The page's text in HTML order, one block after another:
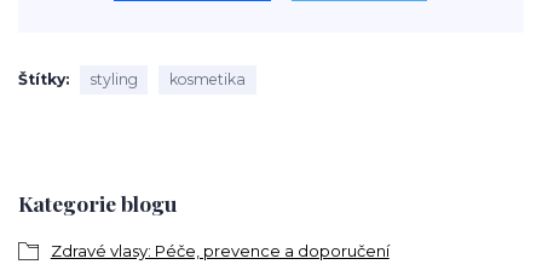
Kategorie blogu
Zdravé vlasy: Péče, prevence a doporučení
Štítky styling kosmetika